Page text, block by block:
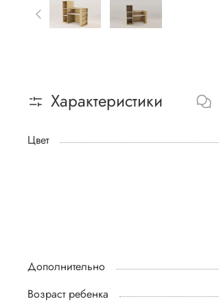
Характеристики
Цвет
Дополнительно
Возраст ребенка